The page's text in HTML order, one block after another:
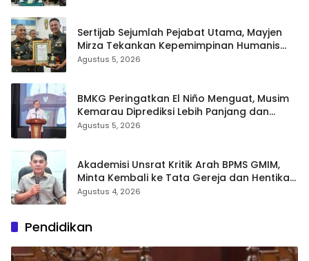
Sertijab Sejumlah Pejabat Utama, Mayjen
Mirza Tekankan Kepemimpinan Humanis
dan Profesional
Agustus 5, 2026
BMKG Peringatkan El Niño Menguat, Musim
Kemarau Diprediksi Lebih Panjang dan
Kering pada Agustus–September
Agustus 5, 2026
Akademisi Unsrat Kritik Arah BPMS GMIM,
Minta Kembali ke Tata Gereja dan Hentikan
Polarisasi
Agustus 4, 2026
Pendidikan